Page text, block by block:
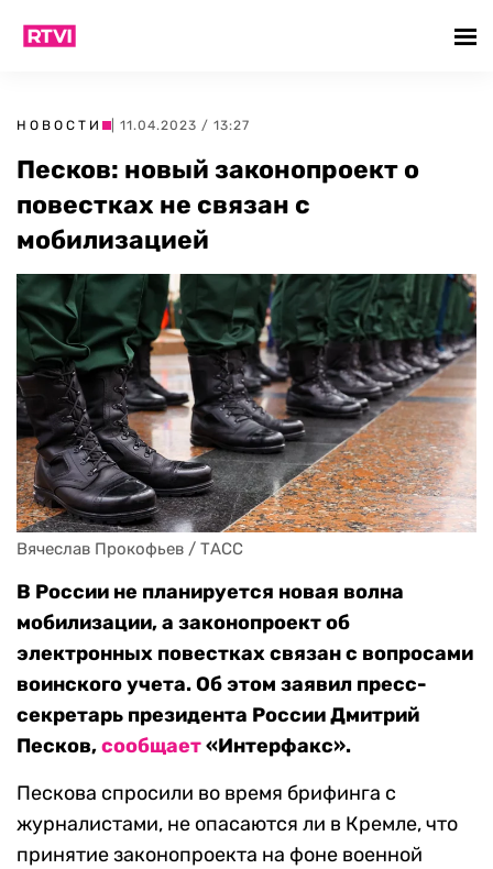
НОВОСТИ | 11.04.2023 / 13:27
Песков: новый законопроект о
повестках не связан с
мобилизацией
Вячеслав Прокофьев / ТАСС
В России не планируется новая волна
мобилизации, а законопроект об
электронных повестках связан с вопросами
воинского учета. Об этом заявил пресс-
секретарь президента России Дмитрий
Песков,сообщает«Интерфакс».
Пескова спросили во время брифинга с
журналистами, не опасаются ли в Кремле, что
принятие законопроекта на фоне военной